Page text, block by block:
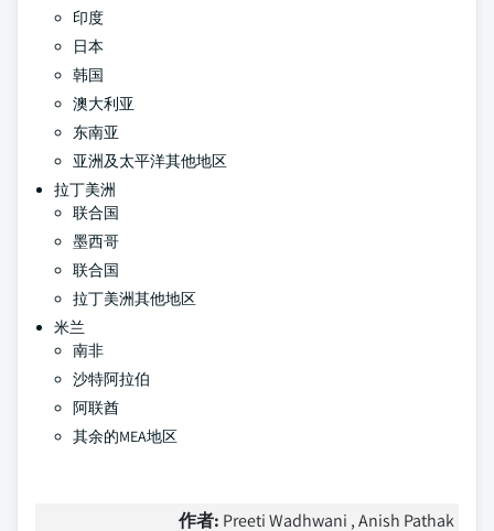
印度
日本
韩国
澳大利亚
东南亚
亚洲及太平洋其他地区
拉丁美洲
联合国
墨西哥
联合国
拉丁美洲其他地区
米兰
南非
沙特阿拉伯
阿联酋
其余的MEA地区
作者: Preeti Wadhwani , Anish Pathak